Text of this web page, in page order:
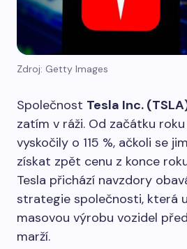
Zdroj: Getty Images
Společnost Tesla Inc.
zatím v ráži. Od začátku
vyskočily o 115 %, ačkoli se
získat zpět cenu z konce
Tesla přichází navzdory
strategie společnosti, která
masovou výrobu vozidel
marží.